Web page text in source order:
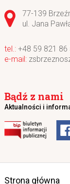
Adres
77-139
ul. Jana
+48 59 821 86
Bądź z nami
Aktualności i
Strona główna